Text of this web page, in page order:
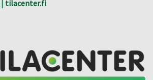
| tilacenter.fi